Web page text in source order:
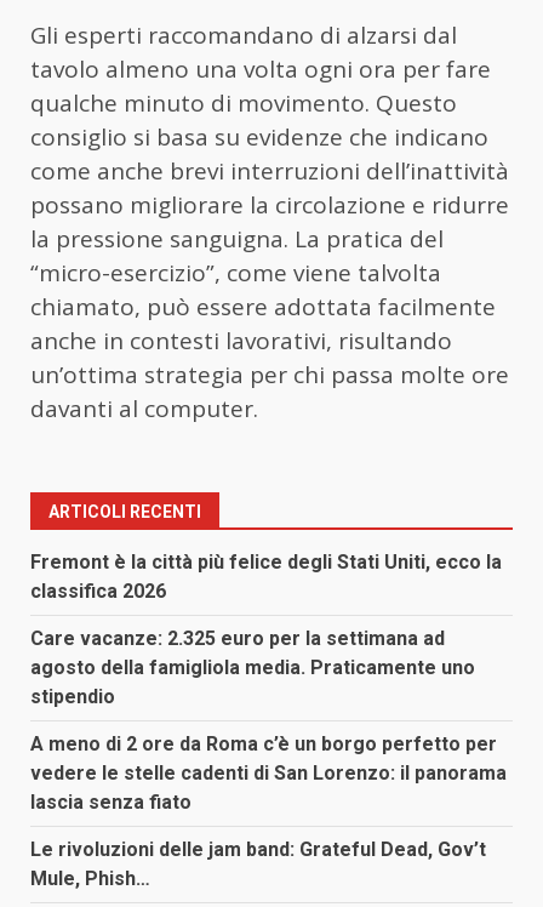
Gli esperti raccomandano di alzarsi dal
tavolo almeno una volta ogni ora per fare
qualche minuto di movimento. Questo
consiglio si basa su evidenze che indicano
come anche brevi interruzioni dell’inattività
possano migliorare la circolazione e ridurre
la pressione sanguigna. La pratica del
“micro-esercizio”, come viene talvolta
chiamato, può essere adottata facilmente
anche in contesti lavorativi, risultando
un’ottima strategia per chi passa molte ore
davanti al computer.
ARTICOLI RECENTI
Fremont è la città più felice degli Stati Uniti, ecco la
classifica 2026
Care vacanze: 2.325 euro per la settimana ad
agosto della famigliola media. Praticamente uno
stipendio
A meno di 2 ore da Roma c’è un borgo perfetto per
vedere le stelle cadenti di San Lorenzo: il panorama
lascia senza fiato
Le rivoluzioni delle jam band: Grateful Dead, Gov’t
Mule, Phish…